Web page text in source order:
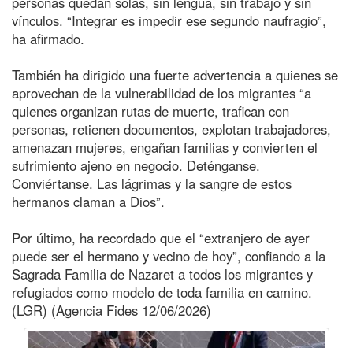
vínculos. “Integrar es impedir ese segundo naufragio”,
ha afirmado.
También ha dirigido una fuerte advertencia a quienes se
aprovechan de la vulnerabilidad de los migrantes “a
quienes organizan rutas de muerte, trafican con
personas, retienen documentos, explotan trabajadores,
amenazan mujeres, engañan familias y convierten el
sufrimiento ajeno en negocio. Deténganse.
Conviértanse. Las lágrimas y la sangre de estos
hermanos claman a Dios”.
Por último, ha recordado que el “extranjero de ayer
puede ser el hermano y vecino de hoy”, confiando a la
Sagrada Familia de Nazaret a todos los migrantes y
refugiados como modelo de toda familia en camino.
(LGR) (Agencia Fides 12/06/2026)